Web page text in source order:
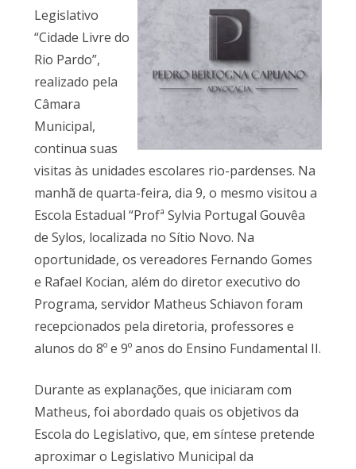
Legislativo
“Cidade Livre do
Rio Pardo”,
realizado pela
Câmara
Municipal,
continua suas
visitas às unidades escolares rio-pardenses. Na
manhã de quarta-feira, dia 9, o mesmo visitou a
Escola Estadual “Profª Sylvia Portugal Gouvêa
de Sylos, localizada no Sítio Novo. Na
oportunidade, os vereadores Fernando Gomes
e Rafael Kocian, além do diretor executivo do
Programa, servidor Matheus Schiavon foram
recepcionados pela diretoria, professores e
alunos do 8º e 9º anos do Ensino Fundamental II.
Durante as explanações, que iniciaram com
Matheus, foi abordado quais os objetivos da
Escola do Legislativo, que, em síntese pretende
aproximar o Legislativo Municipal da